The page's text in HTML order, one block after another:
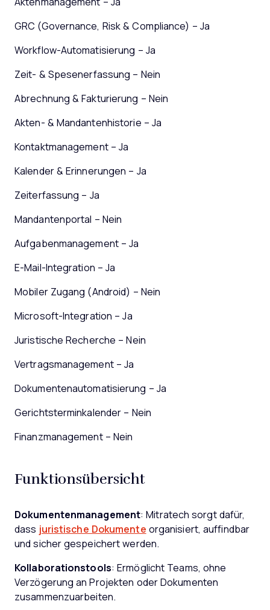
Aktenmanagement – Ja
GRC (Governance, Risk & Compliance) – Ja
Workflow-Automatisierung – Ja
Zeit- & Spesenerfassung – Nein
Abrechnung & Fakturierung – Nein
Akten- & Mandantenhistorie – Ja
Kontaktmanagement – Ja
Kalender & Erinnerungen – Ja
Zeiterfassung – Ja
Mandantenportal – Nein
Aufgabenmanagement – Ja
E-Mail-Integration – Ja
Mobiler Zugang (Android) – Nein
Microsoft-Integration – Ja
Juristische Recherche – Nein
Vertragsmanagement – Ja
Dokumentenautomatisierung – Ja
Gerichtsterminkalender – Nein
Finanzmanagement – Nein
Funktionsübersicht
Dokumentenmanagement: Mitratech sorgt dafür,
dass juristische Dokumente organisiert, auffindbar
und sicher gespeichert werden.
Kollaborationstools: Ermöglicht Teams, ohne
Verzögerung an Projekten oder Dokumenten
zusammenzuarbeiten.